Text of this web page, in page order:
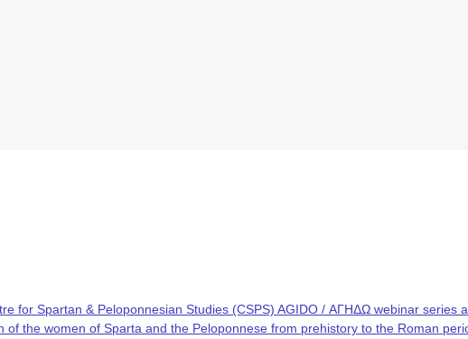
for Spartan & Peloponnesian Studies (CSPS) AGIDO / ΑΓΗΔΩ webinar series
the women of Sparta and the Peloponnese from prehistory to the Roman